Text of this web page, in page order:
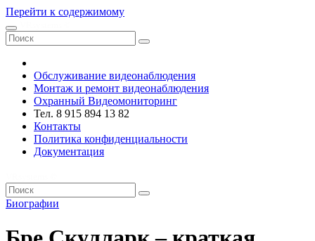
Перейти к содержимому
Обслуживание видеонаблюдения
Монтаж и ремонт видеонаблюдения
Охранный Видеомониторинг
Тел. 8 915 894 13 82
Контакты
Политика конфиденциальности
Документация
Биографии